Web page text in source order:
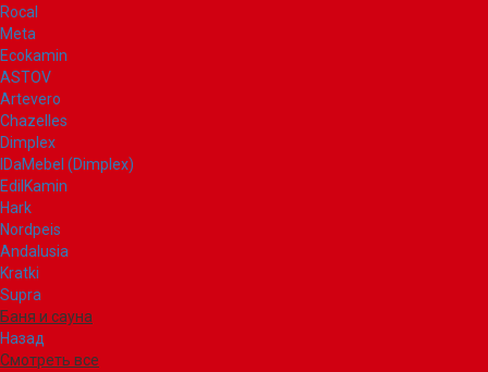
Rocal
Meta
Ecokamin
ASTOV
Artevero
Chazelles
Dimplex
IDaMebel (Dimplex)
EdilKamin
Hark
Nordpeis
Andalusia
Kratki
Supra
Баня и сауна
Назад
Смотреть все